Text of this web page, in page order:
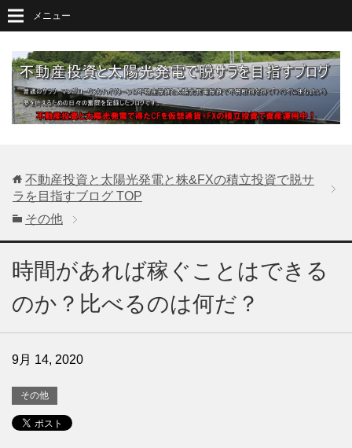
メニュー
不動産投資と太陽光発電と株&FXの積立投資で脱サ
ラを目指すブログ TOP
その他
時間があれば稼ぐことはできる
のか？比べるのは何だ？
9月 14, 2020
その他